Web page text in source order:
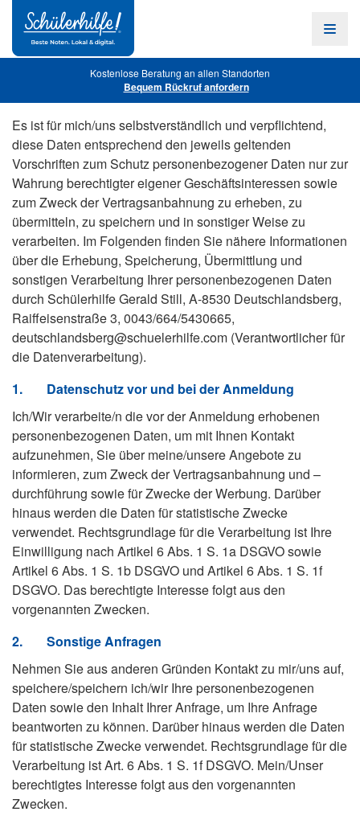
Hauptinhalt
Kostenlose Beratung an allen Standorten
Bequem Rückruf anfordern
Es ist für mich/uns selbstverständlich und verpflichtend,
diese Daten entsprechend den jeweils geltenden
Vorschriften zum Schutz personenbezogener Daten nur zur
Wahrung berechtigter eigener Geschäftsinteressen sowie
zum Zweck der Vertragsanbahnung zu erheben, zu
übermitteln, zu speichern und in sonstiger Weise zu
verarbeiten. Im Folgenden finden Sie nähere Informationen
über die Erhebung, Speicherung, Übermittlung und
sonstigen Verarbeitung Ihrer personenbezogenen Daten
durch Schülerhilfe Gerald Still, A-8530 Deutschlandsberg,
Raiffeisenstraße 3, 0043/664/5430665,
deutschlandsberg@schuelerhilfe.com (Verantwortlicher für
die Datenverarbeitung).
1.
Datenschutz vor und bei der Anmeldung
Ich/Wir verarbeite/n die vor der Anmeldung erhobenen
personenbezogenen Daten, um mit Ihnen Kontakt
aufzunehmen, Sie über meine/unsere Angebote zu
informieren, zum Zweck der Vertragsanbahnung und –
durchführung sowie für Zwecke der Werbung. Darüber
hinaus werden die Daten für statistische Zwecke
verwendet. Rechtsgrundlage für die Verarbeitung ist Ihre
Einwilligung nach Artikel 6 Abs. 1 S. 1a DSGVO sowie
Artikel 6 Abs. 1 S. 1b DSGVO und Artikel 6 Abs. 1 S. 1f
DSGVO. Das berechtigte Interesse folgt aus den
vorgenannten Zwecken.
2.
Sonstige Anfragen
Nehmen Sie aus anderen Gründen Kontakt zu mir/uns auf,
speichere/speichern ich/wir Ihre personenbezogenen
Daten sowie den Inhalt Ihrer Anfrage, um Ihre Anfrage
beantworten zu können. Darüber hinaus werden die Daten
für statistische Zwecke verwendet. Rechtsgrundlage für die
Verarbeitung ist Art. 6 Abs. 1 S. 1f DSGVO. Mein/Unser
berechtigtes Interesse folgt aus den vorgenannten
Zwecken.